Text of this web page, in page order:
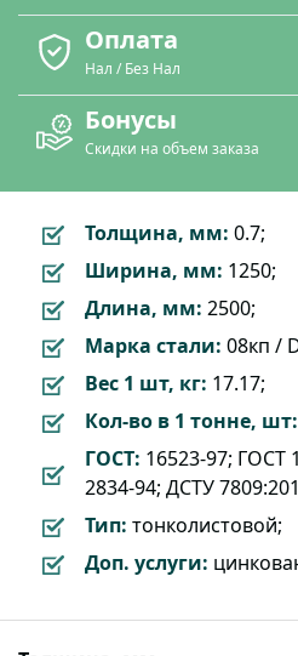
Оплата
Нал / Без Нал
Бонусы
Скидки на объем заказа
Толщина, мм: 0.7;
Ширина, мм: 1250;
Длина, мм: 2500;
Марка стали: 08кп /
Вес 1 шт, кг: 17.17;
Кол-во в 1 тонне, шт:
ГОСТ: 16523-97; ГОСТ
2834-94; ДСТУ
Тип: тонколистовой;
Доп. услуги: